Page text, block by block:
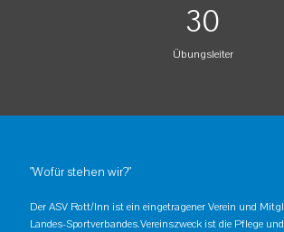
30
Übungsleiter
"Wofür stehen wir?"
Der ASV Rott/Inn ist ein eingetragener Verein und
Landes-Sportverbandes.Vereinszweck ist die Pflege